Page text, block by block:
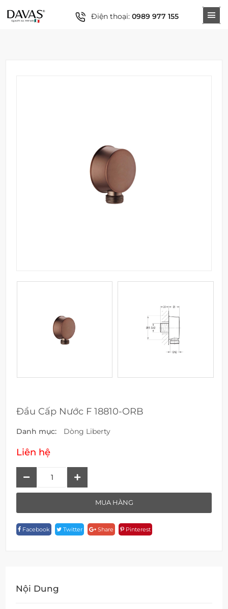
Điện thoại: 0989 977 155
Đầu Cấp Nước F 18810-ORB
Danh mục: Dòng Liberty
Liên hệ
18810-
ORB
MUA HÀNG
Facebook Twitter Share Pinterest
Nội Dung